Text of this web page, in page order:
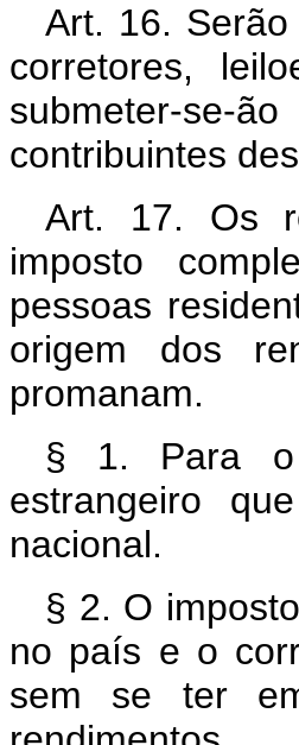
Art. 16.
corretores,
submeter-se-
contribuintes
Art. 17. Os
imposto
pessoas
origem dos
promanam.
§ 1. Para o
estrangeiro
nacional.
§ 2. O
no país e o
sem se ter